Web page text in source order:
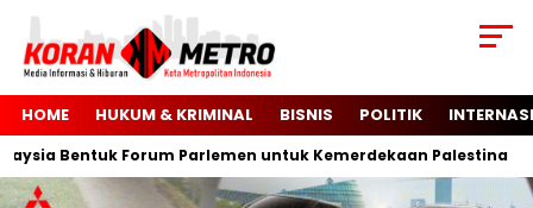
HOME HUKUM & KRIMINAL BISNIS POLITIK
Bentuk Forum Parlemen untuk Kemerdekaan Palestina